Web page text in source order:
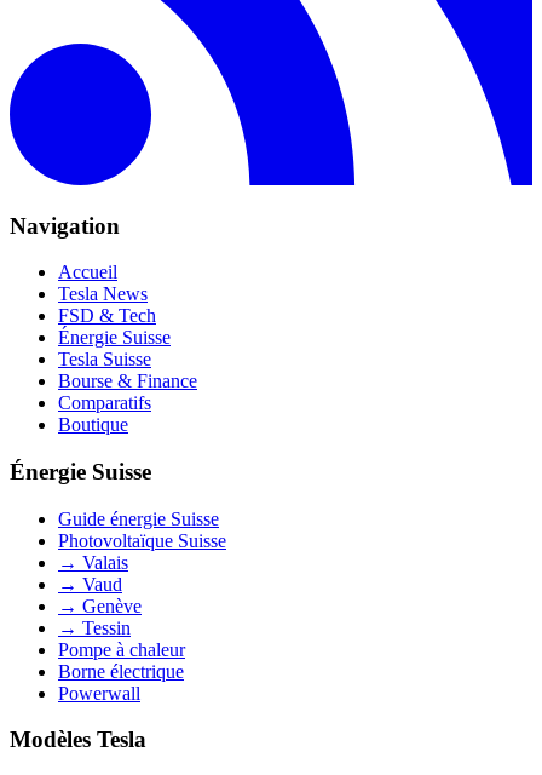
Navigation
Accueil
Tesla News
FSD & Tech
Énergie Suisse
Tesla Suisse
Bourse & Finance
Comparatifs
Boutique
Énergie Suisse
Guide énergie Suisse
Photovoltaïque Suisse
→ Valais
→ Vaud
→ Genève
→ Tessin
Pompe à chaleur
Borne électrique
Powerwall
Modèles Tesla